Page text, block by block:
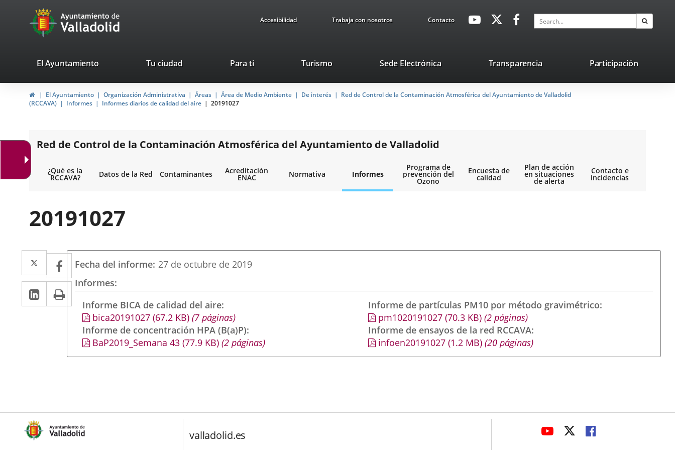
Portal
Web
Ayuntamiento
de
Valladolid
Accesibilidad Trabaja con nosotros ContactoavaHeaderSocial
Link
Link
application.
application.
Search
valladolid.es
El Ayuntamiento Tu ciudad Para ti TurismoThis
will
open
up
window.
Sede ElectrónicaLink
external
application.
Transparencia Participación
HomeEl Ayuntamiento Organización Administrativa Áreas Área de Medio Ambiente De interés
Red de Control de la Contaminación Atmosférica del Ayuntamiento de Valladolid
(RCCAVA)
Informes Informes diarios de calidad del aire 20191027
Red de Control de la Contaminación Atmosférica del Ayuntamiento de Valladolid
¿Qué es la
RCCAVA? Datos de la Red Contaminantes Acreditación
ENAC Normativa Informes
Programa de
prevención del
Ozono
Encuesta de
calidad
Plan de acción
en situaciones
de alerta
Contacto e
incidencias
20191027
Twitter
Enlace
a
una
aplicación
externa.
Facebook
Enlace
a
una
aplicación
externa.
Linkedin
Enlace
a
aplicación
externa.
Print
Fecha del informe 27 de octubre de 2019
Informes
Informe BICA de calidad del aire
bica20191027(67.2 KB)(7 páginas)
Informe de concentración HPA (B(a)P)
BaP2019_Semana 43(77.9 KB)(2 páginas)
Informe de partículas PM10 por método gravimétrico
pm1020191027 (70.3 KB) (2 páginas)
Informe de ensayos de la red RCCAVA
infoen20191027 (1.2 MB) (20 páginas)
valladolid.es
LINK
LINKLINK